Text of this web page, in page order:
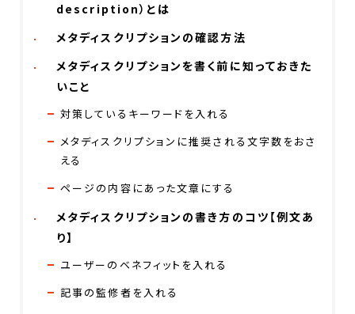
description）とは
メタディスクリプションの確認方法
メタディスクリプションを書く前に知っておきた
いこと
対策しているキーワードを入れる
メタディスクリプションに推奨される文字数をおさ
える
ページの内容にあった文章にする
メタディスクリプションの書き方のコツ【例文あ
り】
ユーザーのベネフィットを入れる
記事の監修者を入れる